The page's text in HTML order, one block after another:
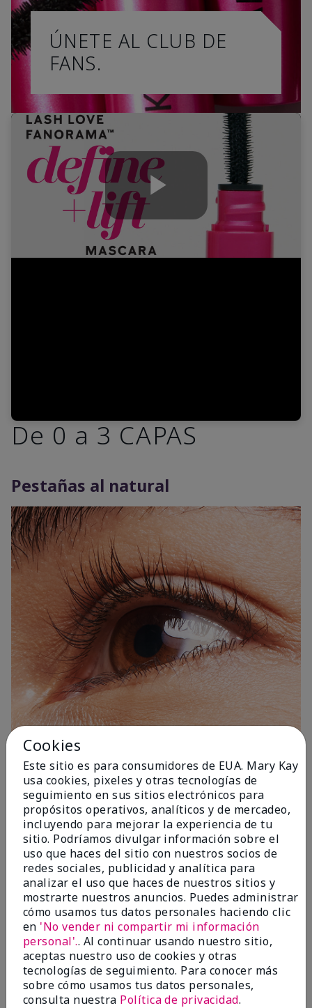
ÚNETE AL CLUB DE
FANS.
Play
De 0 a 3 CAPAS
Pestañas al natural
1 Capa
Cookies
Este sitio es para consumidores de EUA. Mary Kay
usa cookies, pixeles y otras tecnologías de
seguimiento en sus sitios electrónicos para
propósitos operativos, analíticos y de mercadeo,
incluyendo para mejorar la experiencia de tu
sitio. Podríamos divulgar información sobre el
uso que haces del sitio con nuestros socios de
redes sociales, publicidad y analítica para
analizar el uso que haces de nuestros sitios y
mostrarte nuestros anuncios. Puedes administrar
cómo usamos tus datos personales haciendo clic
en 'No vender ni compartir mi información
personal'.. Al continuar usando nuestro sitio,
aceptas nuestro uso de cookies y otras
tecnologías de seguimiento. Para conocer más
sobre cómo usamos tus datos personales,
consulta nuestra Política de privacidad.